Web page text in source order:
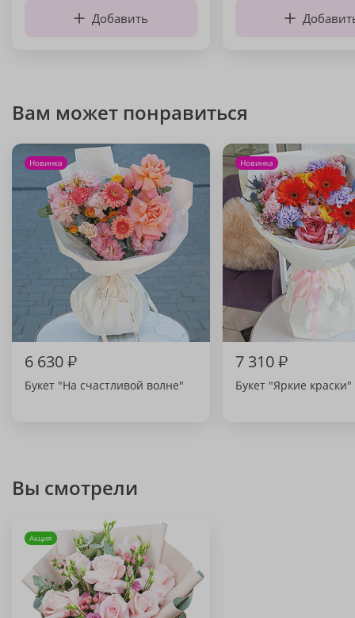
Добавить
Вам может понравиться
Новинка
6 630₽
Букет "На счастливой волне"
Новинка
7 310₽
Букет "Яркие краски"
Вы смотрели
Акция